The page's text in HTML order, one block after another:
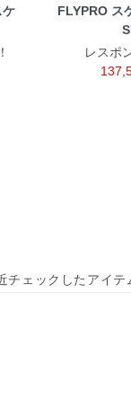
ケ
FLYPRO ス
レスポ
チェックしたアイテ